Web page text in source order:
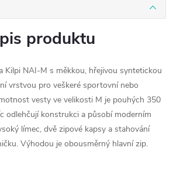
produktu
Kilpi NAI-M s měkkou, hřejivou syntetickou
vrstvou pro veškeré sportovní nebo
vesty ve velikosti M je pouhých 350
odlehčují konstrukci a působí moderním
límec, dvě zipové kapsy a stahování
Výhodou je obousměrný hlavní zip.